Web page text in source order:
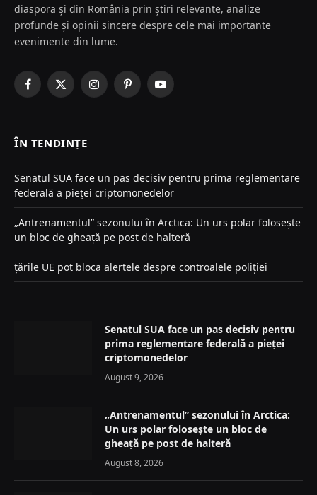
diaspora și din România prin știri relevante, analize
profunde și opinii sincere despre cele mai importante
evenimente din lume.
Facebook
X
InstagramPinterestYouTube
ÎN TENDINȚE
Senatul SUA face un pas decisiv pentru prima reglementare
federală a pieței criptomonedelor
„Antrenamentul” sezonului în Arctica: Un urs polar folosește
un bloc de gheață pe post de halteră
țările UE pot bloca alertele despre controalele poliției
Senatul SUA face un pas decisiv pentru
prima reglementare federală a pieței
criptomonedelor
August 9, 2026
„Antrenamentul” sezonului în Arctica:
Un urs polar folosește un bloc de
gheață pe post de halteră
August 8, 2026